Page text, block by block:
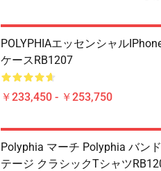
POLYPHIAエッセンシャル
ケースRB1207
￥233,450 - ￥253,750
Polyphia マーチ Polyphia バン
テージ クラシックTシャツ